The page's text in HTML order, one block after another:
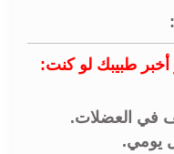
طبيبك لو كنت:
في العضلات.
يومي.